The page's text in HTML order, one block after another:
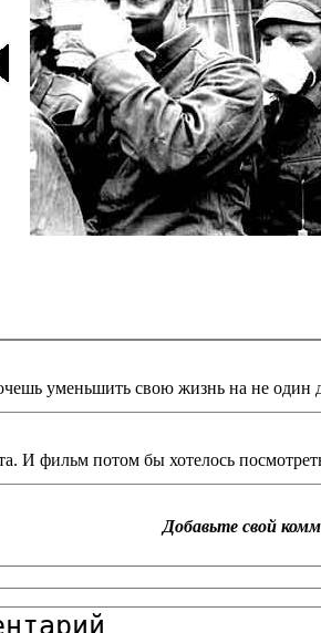
уменьшить свою жизнь на не один
И фильм потом бы хотелось
Добавьте свой